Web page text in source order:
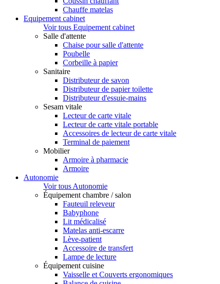
Chauffe matelas
Equipement cabinet
Voir tous Equipement cabinet
Salle d'attente
Chaise pour salle d'attente
Poubelle
Corbeille à papier
Sanitaire
Distributeur de savon
Distributeur de papier toilette
Distributeur d'essuie-mains
Sesam vitale
Lecteur de carte vitale
Lecteur de carte vitale portable
Accessoires de lecteur de carte vitale
Terminal de paiement
Mobilier
Armoire à pharmacie
Armoire
Autonomie
Voir tous Autonomie
Équipement chambre / salon
Fauteuil releveur
Babyphone
Lit médicalisé
Matelas anti-escarre
Lève-patient
Accessoire de transfert
Lampe de lecture
Équipement cuisine
Vaisselle et Couverts ergonomiques